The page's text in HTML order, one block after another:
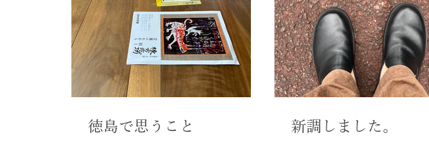
徳島で思うこと 新調しました。